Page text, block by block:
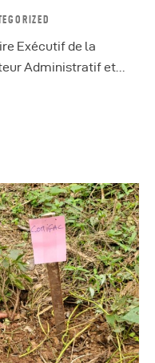
Exécutif de la
Administratif et…